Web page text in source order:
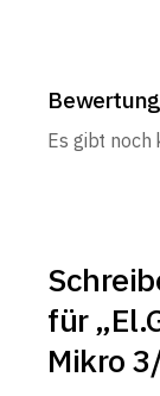
Es gibt noch
für
Mikro